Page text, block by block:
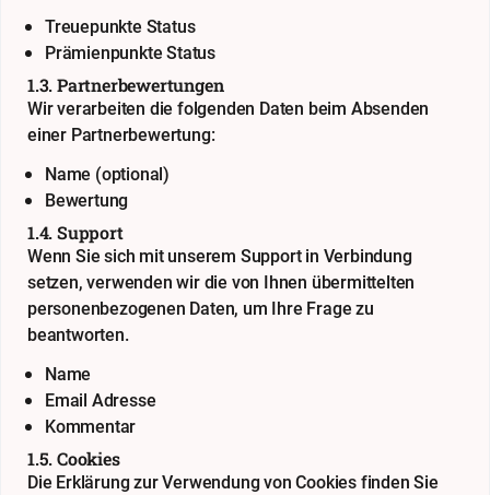
Treuepunkte Status
Prämienpunkte Status
1.3. Partnerbewertungen
Wir verarbeiten die folgenden Daten beim Absenden
einer Partnerbewertung:
Name (optional)
Bewertung
1.4. Support
Wenn Sie sich mit unserem Support in Verbindung
setzen, verwenden wir die von Ihnen übermittelten
personenbezogenen Daten, um Ihre Frage zu
beantworten.
Name
Email Adresse
Kommentar
1.5. Cookies
Die Erklärung zur Verwendung von Cookies finden Sie